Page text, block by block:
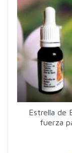
Estrella de
fuerza